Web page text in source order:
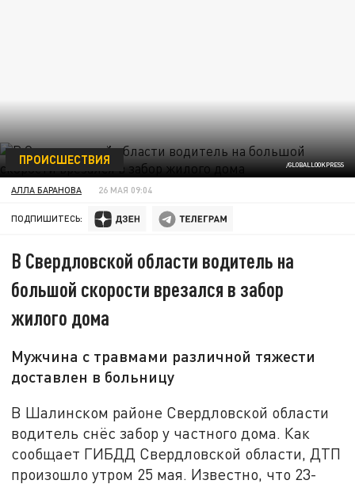
/GLOBALLOOKPRESS
ПРОИСШЕСТВИЯ
АЛЛА БАРАНОВА 26 МАЯ 09:04
ПОДПИШИТЕСЬ:
В Свердловской области водитель на
большой скорости врезался в забор
жилого дома
Мужчина с травмами различной тяжести
доставлен в больницу
В Шалинском районе Свердловской области
водитель снёс забор у частного дома. Как
сообщает ГИБДД Свердловской области, ДТП
произошло утром 25 мая. Известно, что 23-